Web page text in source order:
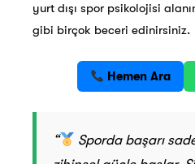
yurt dışı spor psikolojisi
gibi birçok beceri edinirsiniz.
Hemen Ara
“
Sporda başarı